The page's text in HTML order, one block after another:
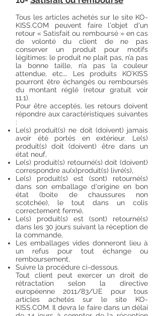
Tous les articles achetés sur le site KO-
KISS.COM peuvent faire l'objet d'un
retour « Satisfait ou remboursé » en cas
de volonté du client de ne pas
conserver un produit pour motifs
légitimes: le produit ne plait pas, n’a pas
la bonne taille, n’a pas la couleur
attendue, etc…. Les produits KO’KISS
pourront être échangés ou remboursés
du montant réglé (retour gratuit voir
11.1).
Pour être acceptés, les retours doivent
répondre aux caractéristiques suivantes
:
Le(s) produit(s) ne doit (doivent) jamais
avoir été portés en extérieur. Le(s)
produit(s) doit (doivent) être dans un
état neuf,
Le(s) produit(s) retourné(s) doit (doivent)
correspondre au(x)produit(s) livré(s),
Le(s) produit(s) est (sont) retourné(s)
dans son emballage d'origine en bon
état (boite de chaussures non
scotchée), le tout dans un colis
correctement fermé,
Le(s) produit(s) est (sont) retourné(s)
dans les 30 jours suivant la réception de
la commande,
Les emballages vides donneront lieu à
un refus pour tout échange ou
remboursement,
Suivre la procédure ci-dessous.
Tout client peut exercer un droit de
rétractation selon la directive
européenne 2011/83/UE pour tous
articles achetés sur le site KO-
KISS.COM. Il devra le faire dans un délai